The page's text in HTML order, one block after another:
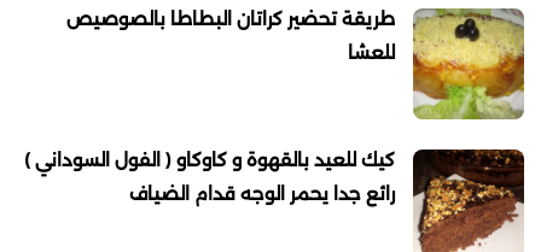
طريقة تحضير كراتان البطاطا بالصوصيص
للعشا
كيك للعيد بالقهوة و كاوكاو ( الفول السوداني )
رائع جدا يحمر الوجه قدام الضياف